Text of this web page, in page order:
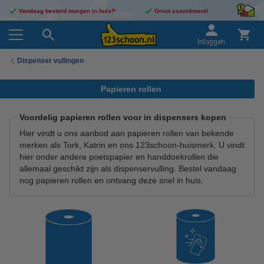
Vandaag besteld morgen in huis!* Groot assortiment!
Inloggen
Dispenser vullingen
Papieren rollen
Voordelig papieren rollen voor in dispensers kopen
Hier vindt u ons aanbod aan papieren rollen van bekende
merken als Tork, Katrin en ons 123schoon-huismerk. U vindt
hier onder andere poetspapier en handdoekrollen die
allemaal geschikt zijn als dispenservulling. Bestel vandaag
nog papieren rollen en ontvang deze snel in huis.